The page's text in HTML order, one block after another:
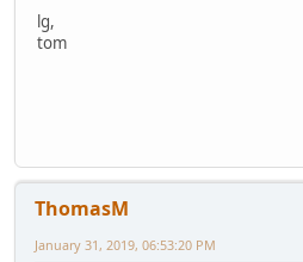
lg,
tom
ThomasM
January 31, 2019, 06:53:20 PM